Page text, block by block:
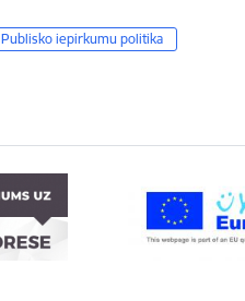
Publisko iepirkumu politika